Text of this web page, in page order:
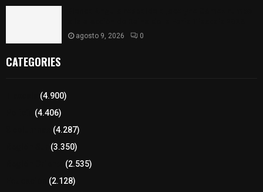
agosto 9, 2026 0
CATEGORIES
(4.900)
(4.406)
(4.287)
(3.350)
(2.535)
(2.128)